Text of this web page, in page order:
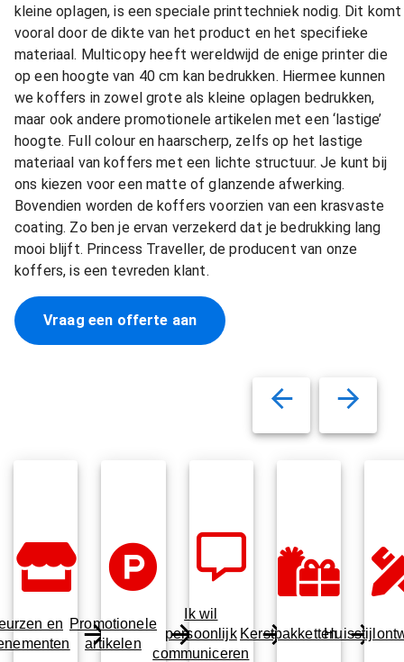
kleine oplagen, is een speciale printtechniek nodig. Dit komt
vooral door de dikte van het product en het specifieke
materiaal. Multicopy heeft wereldwijd de enige printer die
op een hoogte van 40 cm kan bedrukken. Hiermee kunnen
we koffers in zowel grote als kleine oplagen bedrukken,
maar ook andere promotionele artikelen met een ‘lastige’
hoogte. Full colour en haarscherp, zelfs op het lastige
materiaal van koffers met een lichte structuur. Je kunt bij
ons kiezen voor een matte of glanzende afwerking.
Bovendien worden de koffers voorzien van een krasvaste
coating. Zo ben je ervan verzekerd dat je bedrukking lang
mooi blijft. Princess Traveller, de producent van onze
koffers, is een tevreden klant.
Vraag een offerte aan
en Promotionele
artikelen
Ik wil
persoonlijk
communiceren
Kerstpakketten